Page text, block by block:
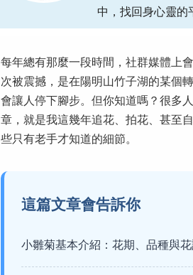
中，找回身心靈的
每年總有那麼一段時間，社群媒體上
次被震撼，是在陽明山竹子湖的某個
會讓人停下腳步。但你知道嗎？很多
章，就是我這幾年追花、拍花、甚至
些只有老手才知道的細節。
這篇文章會告訴你
小雛菊基本介紹：花期、品種與